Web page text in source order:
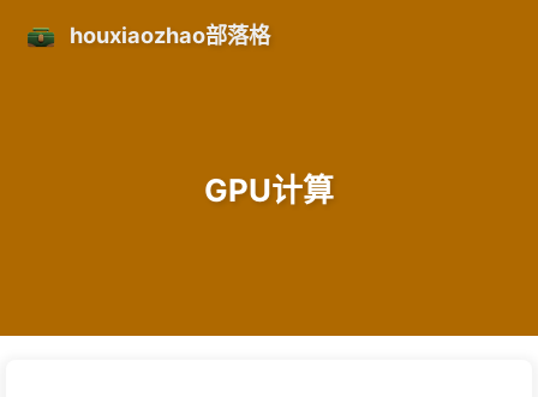
houxiaozhao部落格
GPU计算